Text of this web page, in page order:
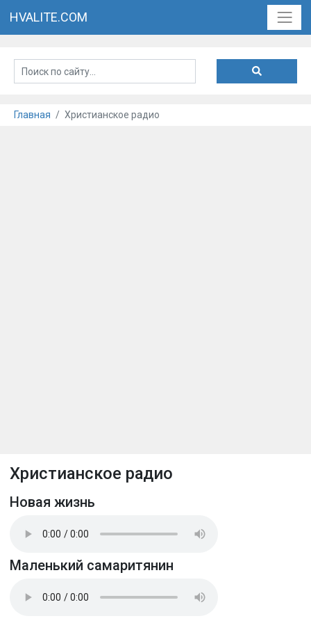
HVALITE.COM
Главная Христианское радио
Христианское радио
Новая жизнь
Маленький самаритянин